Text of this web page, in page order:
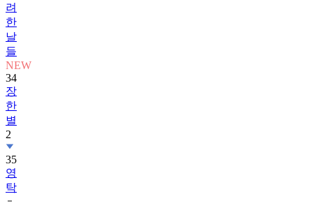
려
한
날
들
NEW
34
장
한
별
2
35
영
탁